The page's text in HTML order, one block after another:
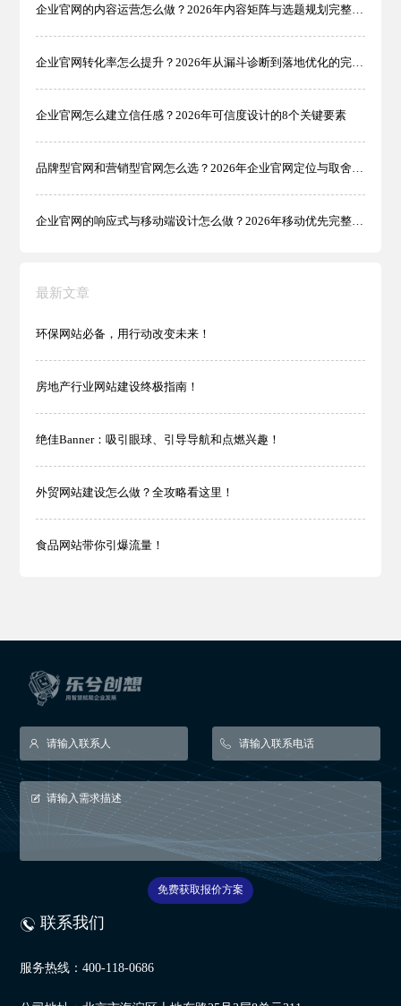
企业官网怎么建立信任感？2026年可信度设计的8个关键要素
最新文章
环保网站必备，用行动改变未来！
房地产行业网站建设终极指南！
绝佳Banner：吸引眼球、引导导航和点燃兴趣！
外贸网站建设怎么做？全攻略看这里！
食品网站带你引爆流量！
免费获取报价方案
联系我们
服务热线：400-118-0686